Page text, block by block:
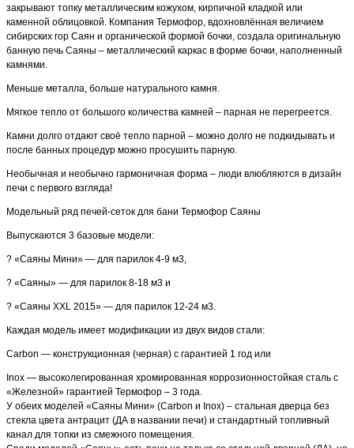
закрывают топку металлическим кожухом, кирпичной кладкой или
каменной облицовкой. Компания Термофор, вдохновлённая величием
сибирских гор Саян и органической формой бочки, создала оригинальную
банную печь Саяны – металлический каркас в форме бочки, наполненный
камнями.
Меньше металла, больше натурального камня.
Мягкое тепло от большого количества камней – парная не перегреется.
Камни долго отдают своё тепло парной – можно долго не подкидывать и
после банных процедур можно просушить парную.
Необычная и необычно гармоничная форма – люди влюбляются в дизайн
печи с первого взгляда!
Модельный ряд печей-сеток для бани Термофор Саяны
Выпускаются 3 базовые модели:
? «Саяны Мини» — для парилок 4-9 м3,
? «Саяны» — для парилок 8-18 м3 и
? «Саяны XXL 2015» — для парилок 12-24 м3.
Каждая модель имеет модификации из двух видов стали:
Carbon — конструкционная (черная) с гарантией 1 год или
Inox — высоколегированная хромированная коррозионностойкая сталь с
«Железной» гарантией Термофор – 3 года.
У обеих моделей «Саяны Мини» (Carbon и Inox) – стальная дверца без
стекла цвета антрацит (ДА в названии печи) и стандартный топливный
канал для топки из смежного помещения.